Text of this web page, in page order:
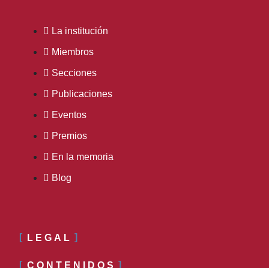
La institución
Miembros
Secciones
Publicaciones
Eventos
Premios
En la memoria
Blog
LEGAL
CONTENIDOS